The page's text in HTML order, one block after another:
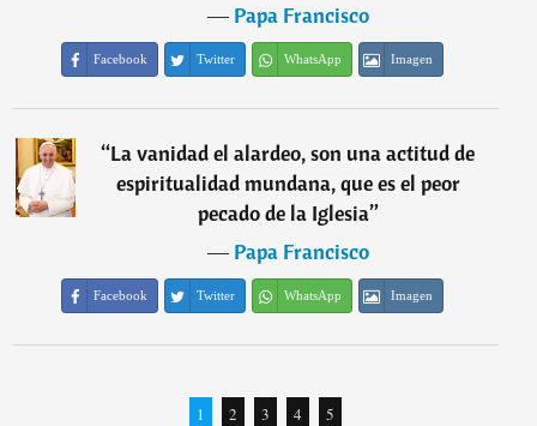
―Papa Francisco
Facebook Twitter WhatsApp Imagen
“La vanidad el alardeo, son una actitud de
espiritualidad mundana, que es el peor
pecado de la Iglesia”
―Papa Francisco
Facebook Twitter WhatsApp Imagen
1 2 3 4 5